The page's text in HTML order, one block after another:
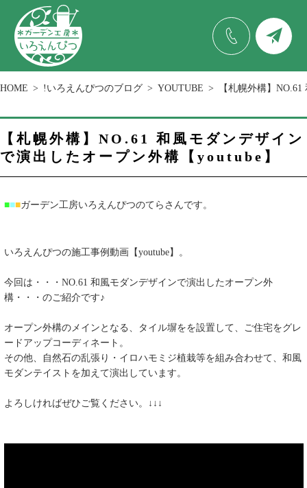
HOME !いろえんぴつのブログ YOUTUBE 【札幌外構】
【札幌外構】NO.61 和風モダンデザイン
で演出したオープン外構【youtube】
■■■ガーデン工房いろえんぴつのてらさんです。
いろえんぴつの施工事例動画【youtube】。
今回は・・・NO.61 和風モダンデザインで演出したオープン外
構・・・のご紹介です♪
オープン外構のメインとなる、タイル塀をを設置して、ご住宅をグレ
ードアップコーディネート。
その他、自然石の乱張り・イロハモミジ植栽等を組み合わせて、和風
モダンテイストを加えて演出しています。
よろしければぜひご覧ください。↓↓↓